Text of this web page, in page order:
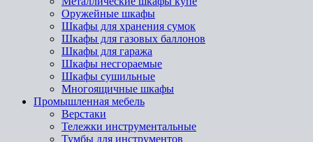
Оружейные шкафы
Шкафы для хранения сумок
Шкафы для газовых баллонов
Шкафы для гаража
Шкафы несгораемые
Шкафы сушильные
Многоящичные шкафы
Промышленная мебель
Верстаки
Тележки инструментальные
Тумбы для инструментов